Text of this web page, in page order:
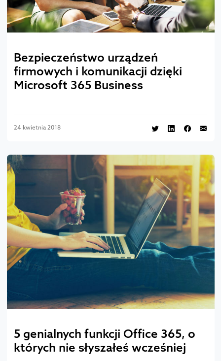
Bezpieczeństwo urządzeń
firmowych i komunikacji dzięki
Microsoft 365 Business
24 kwietnia 2018
5 genialnych funkcji Office 365, o
których nie słyszałeś wcześniej